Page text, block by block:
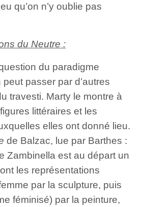
qu’on n’y oublie pas
du Neutre :
du paradigme
passer par d’autres
travesti. Marty le montre à
littéraires et les
elles ont donné lieu.
de Balzac, lue par Barthes :
Zambinella est au départ un
les représentations
par la sculpture, puis
féminisé) par la peinture,